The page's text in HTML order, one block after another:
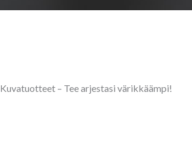
Kuvatuotteet – Tee arjestasi värikkäämpi!